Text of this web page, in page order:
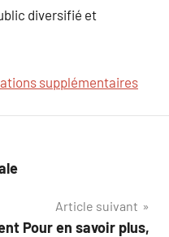
diversifié et
supplémentaires
Article suivant
Pour en savoir plus,